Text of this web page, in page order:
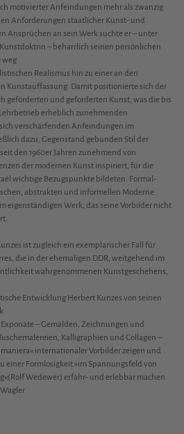
motivierter Anfeindungen mehr als zwanzig
Anforderungen staatlicher Kunst- und
Ansprüchen an sein Werk suchte er – unter
– beharrlich seinen persönlichen
weg
Realismus hin zu einer an den
Kunstauffassung. Damit positionierte sich der
geförderten und geforderten Kunst, was die bis
erheblich zunehmenden
verschärfenden Anfeindungen im
dazu, Gegenstand gebunden Stil der
den 1960er Jahren zunehmend von
der modernen Kunst inspiriert, für die
wichtige Bezugspunkte bildeten. Formal-
abstrakten und informellen Moderne
eigenständigen Werk, das seine Vorbilder nicht
ist zugleich ein exemplarischer Fall für
die in der ehemaligen DDR, weitgehend im
wahrgenommenen Kunstgeschehens,
Entwicklung Herbert Kunzes von seinen
– Gemälden, Zeichnungen und
Kalligraphien und Collagen –
internationaler Vorbilder zeigen und
einer Formlosigkeit »im Spannungsfeld von
Wedewer) erfahr- und erlebbar machen.